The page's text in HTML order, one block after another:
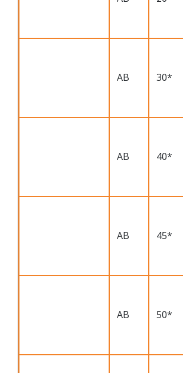
АВ 30*
АВ 40*
АВ 45*
АВ 50*